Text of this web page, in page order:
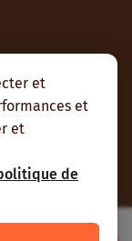
et
et
et
de
RSS et nous